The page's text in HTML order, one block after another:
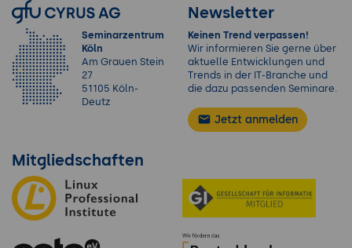
Seminarzentrum
Köln
Am Grauen Stein
27
51105 Köln-
Deutz
Newsletter
Keinen Trend verpassen!
Wir informieren Sie gerne über
aktuelle Entwicklungen und
Trends in der IT-Branche und
die dazu passenden Seminare.
Jetzt anmelden
Mitgliedschaften